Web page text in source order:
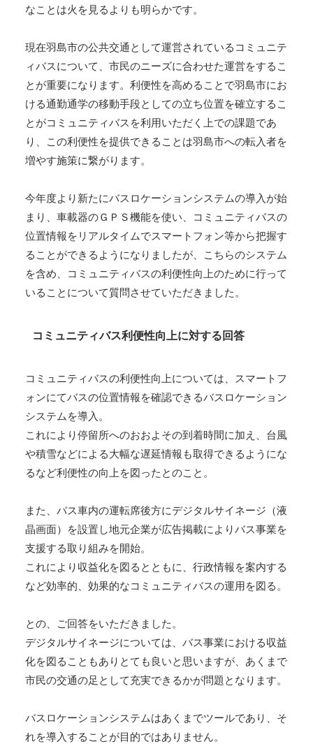
なことは火を見るよりも明らかです。
現在羽島市の公共交通として運営されているコミュニテ
ィバスについて、市民のニーズに合わせた運営をするこ
とが重要になります。利便性を高めることで羽島市にお
ける通勤通学の移動手段としての立ち位置を確立するこ
とがコミュニティバスを利用いただく上での課題であ
り、この利便性を提供できることは羽島市への転入者を
増やす施策に繋がります。
今年度より新たにバスロケーションシステムの導入が始
まり、車載器のＧＰＳ機能を使い、コミュニティバスの
位置情報をリアルタイムでスマートフォン等から把握す
ることができるようになりましたが、こちらのシステム
を含め、コミュニティバスの利便性向上のために行って
いることについて質問させていただきました。
コミュニティバス利便性向上に対する回答
コミュニティバスの利便性向上については、スマートフ
ォンにてバスの位置情報を確認できるバスロケーション
システムを導入。
これにより停留所へのおおよその到着時間に加え、台風
や積雪などによる大幅な遅延情報も取得できるようにな
るなど利便性の向上を図ったとのこと。
また、バス車内の運転席後方にデジタルサイネージ（液
晶画面）を設置し地元企業が広告掲載によりバス事業を
支援する取り組みを開始。
これにより収益化を図るとともに、行政情報を案内する
など効率的、効果的なコミュニティバスの運用を図る。
との、ご回答をいただきました。
デジタルサイネージについては、バス事業における収益
化を図ることもありとても良いと思いますが、あくまで
市民の交通の足として充実できるかが問題となります。
バスロケーションシステムはあくまでツールであり、そ
れを導入することが目的ではありません。